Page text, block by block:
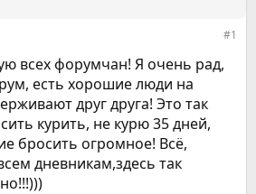
#1
всех форумчан! Я очень рад,
есть хорошие люди на
друг друга! Это так
курить, не курю 35 дней,
бросить огромное! Всё,
дневникам,здесь так